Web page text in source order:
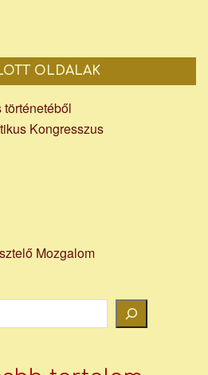
OLDALAK
Kongresszus
Mozgalom